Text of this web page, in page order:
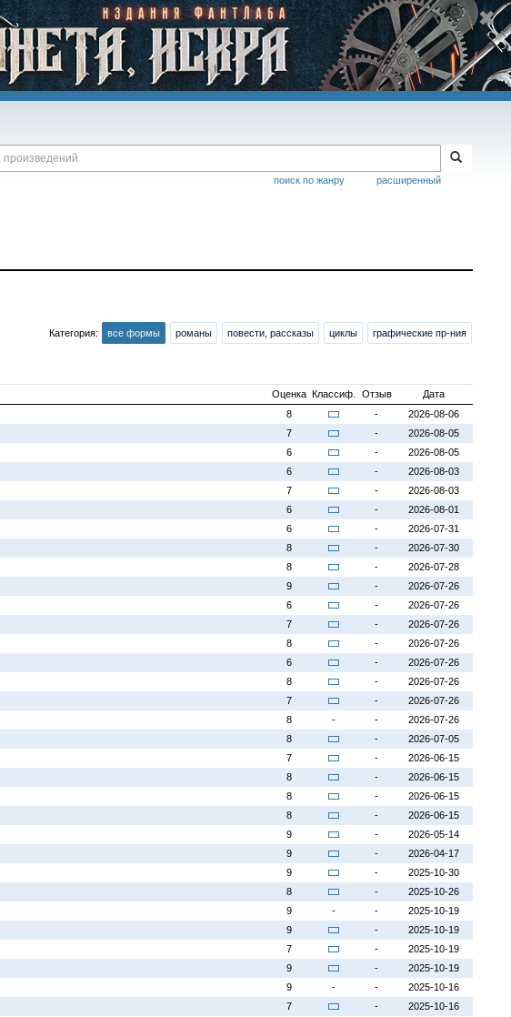
расширенный
поиск по жанру
Категория: все формы романы повести, рассказы циклы графические пр-ния
Оценка Классиф. Отзыв
Дата
8 -
2026-08-06
7 -
2026-08-05
6 -
2026-08-05
6 -
2026-08-03
7 -
2026-08-03
6 -
2026-08-01
6 -
2026-07-31
8 -
2026-07-30
8 -
2026-07-28
9 -
2026-07-26
6 -
2026-07-26
7 -
2026-07-26
8 -
2026-07-26
6 -
2026-07-26
8 -
2026-07-26
7 -
2026-07-26
8 - -
2026-07-26
8 -
2026-07-05
7 -
2026-06-15
8 -
2026-06-15
8 -
2026-06-15
8 -
2026-06-15
9 -
2026-05-14
9 -
2026-04-17
9 -
2025-10-30
8 -
2025-10-26
9 - -
2025-10-19
9 -
2025-10-19
7 -
2025-10-19
9 -
2025-10-19
9 - -
2025-10-16
7 -
2025-10-16